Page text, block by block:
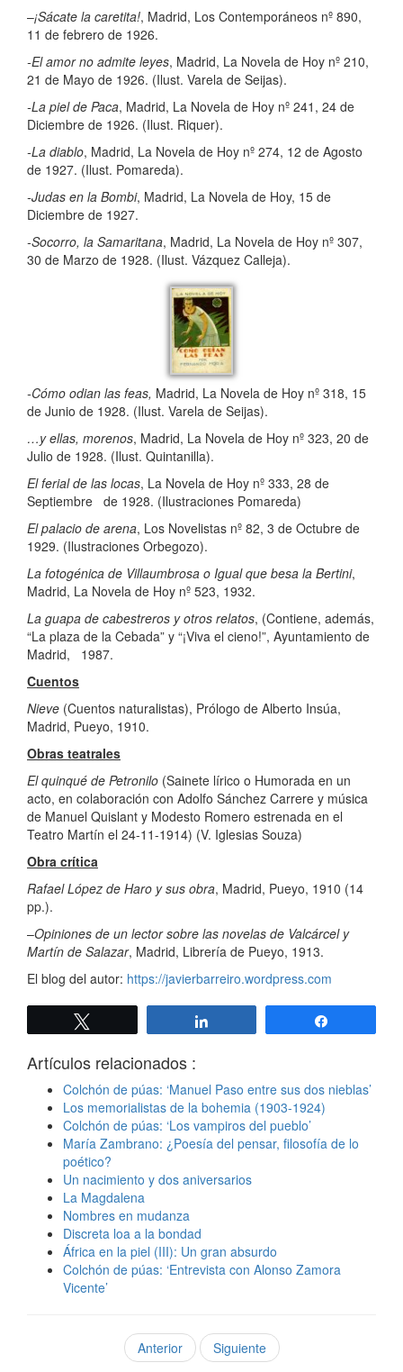
–¡Sácate la caretita!, Madrid, Los Contemporáneos nº 890,
11 de febrero de 1926.
-El amor no admite leyes, Madrid, La Novela de Hoy nº 210,
21 de Mayo de 1926. (Ilust. Varela de Seijas).
-La piel de Paca, Madrid, La Novela de Hoy nº 241, 24 de
Diciembre de 1926. (Ilust. Riquer).
-La diablo, Madrid, La Novela de Hoy nº 274, 12 de Agosto
de 1927. (Ilust. Pomareda).
-Judas en la Bombi, Madrid, La Novela de Hoy, 15 de
Diciembre de 1927.
-Socorro, la Samaritana, Madrid, La Novela de Hoy nº 307,
30 de Marzo de 1928. (Ilust. Vázquez Calleja).
-Cómo odian las feas, Madrid, La Novela de Hoy nº 318, 15
de Junio de 1928. (Ilust. Varela de Seijas).
…y ellas, morenos, Madrid, La Novela de Hoy nº 323, 20 de
Julio de 1928. (Ilust. Quintanilla).
El ferial de las locas, La Novela de Hoy nº 333, 28 de
Septiembre de 1928. (Ilustraciones Pomareda)
El palacio de arena, Los Novelistas nº 82, 3 de Octubre de
1929. (Ilustraciones Orbegozo).
La fotogénica de Villaumbrosa o Igual que besa la Bertini,
Madrid, La Novela de Hoy nº 523, 1932.
La guapa de cabestreros y otros relatos, (Contiene, además,
“La plaza de la Cebada” y “¡Viva el cieno!”, Ayuntamiento de
Madrid, 1987.
Cuentos
Nieve (Cuentos naturalistas), Prólogo de Alberto Insúa,
Madrid, Pueyo, 1910.
Obras teatrales
El quinqué de Petronilo (Sainete lírico o Humorada en un
acto, en colaboración con Adolfo Sánchez Carrere y música
de Manuel Quislant y Modesto Romero estrenada en el
Teatro Martín el 24-11-1914) (V. Iglesias Souza)
Obra crítica
Rafael López de Haro y sus obra, Madrid, Pueyo, 1910 (14
pp.).
–Opiniones de un lector sobre las novelas de Valcárcel y
Martín de Salazar, Madrid, Librería de Pueyo, 1913.
El blog del autor: https://javierbarreiro.wordpress.com
Artículos relacionados :
Colchón de púas: ‘Manuel Paso entre sus dos nieblas’
Los memorialistas de la bohemia (1903-1924)
Colchón de púas: ‘Los vampiros del pueblo’
María Zambrano: ¿Poesía del pensar, filosofía de lo
poético?
Un nacimiento y dos aniversarios
La Magdalena
Nombres en mudanza
Discreta loa a la bondad
África en la piel (III): Un gran absurdo
Colchón de púas: ‘Entrevista con Alonso Zamora
Vicente’
Anterior Siguiente